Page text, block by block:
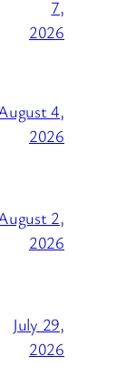
7,
2026
4,
2026
2,
2026
July 29,
2026